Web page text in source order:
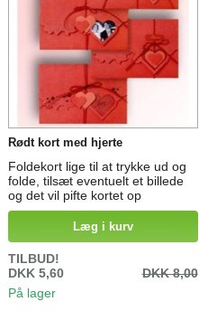
Rødt kort med hjerte
Foldekort lige til at trykke ud og
folde, tilsæt eventuelt et billede
og det vil pifte kortet op
Læg i kurv
TILBUD!
DKK 5,60
DKK 8,00
På lager